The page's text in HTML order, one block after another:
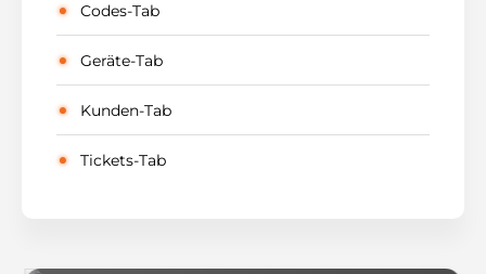
Codes-Tab
Geräte-Tab
Kunden-Tab
Tickets-Tab